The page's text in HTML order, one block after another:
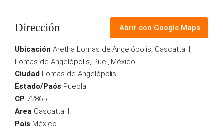
Dirección Abrir con Google Maps
Ubicación Aretha Lomas de Angelópolis, Cascatta II,
Lomas de Angelópolis, Pue., México
Ciudad Lomas de Angelópolis
Estado/Paós Puebla
CP 72865
Area Cascatta II
Pais México